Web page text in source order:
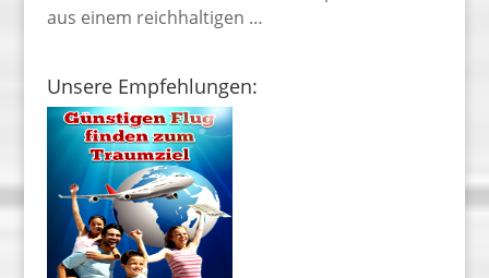
aus einem reichhaltigen …
Unsere Empfehlungen: